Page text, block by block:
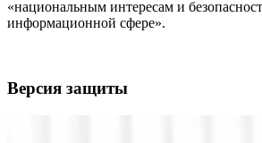
«национальным интересам и
информационной сфере».
Версия защиты